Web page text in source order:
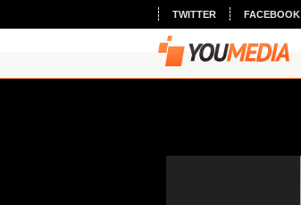
TWITTER FACEBOOK